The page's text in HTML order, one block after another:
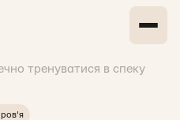
тренуватися в спеку